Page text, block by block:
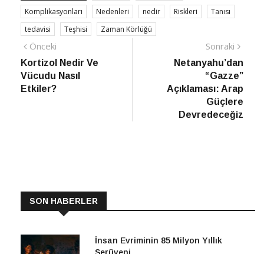
Komplikasyonları
Nedenleri nedir Riskleri
Tanısı
tedavisi
Teşhisi Zaman Körlüğü
Yazı
gezinmesi
Önceki
haber
Kortizol Nedir Ve
Vücudu Nasıl
Etkiler?
Sonraki
Netanyahu’dan
“Gazze”
Açıklaması: Arap
Güçlere
Devredeceğiz
SON HABERLER
İnsan Evriminin 85 Milyon Yıllık